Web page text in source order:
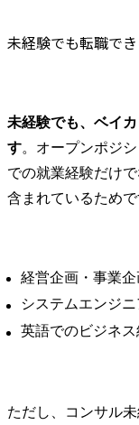
未経験でも転職で
未経験でも、ベイ
す。オープンポジ
での就業経験だけ
含まれているためで
経営企画・事業
システムエンジ
英語でのビジネス
ただし、コンサル